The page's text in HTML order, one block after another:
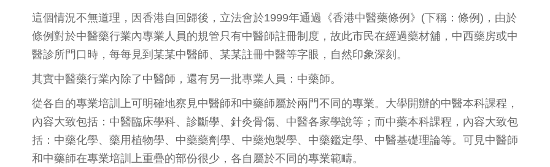
這個情況不無道理，因香港自回歸後，立法會於1999年通過《香港中醫藥條例》(下稱：條例)，由於
條例對於中醫藥行業內專業人員的規管只有中醫師註冊制度，故此市民在經過藥材舖，中西藥房或中
醫診所門口時，每每見到某某中醫師、某某註冊中醫等字眼，自然印象深刻。
其實中醫藥行業內除了中醫師，還有另一批專業人員：中藥師。
從各自的專業培訓上可明確地察見中醫師和中藥師屬於兩門不同的專業。大學開辦的中醫本科課程，
內容大致包括：中醫臨床學科、診斷學、針灸骨傷、中醫各家學說等；而中藥本科課程，內容大致包
括：中藥化學、藥用植物學、中藥藥劑學、中藥炮製學、中藥鑑定學、中醫基礎理論等。可見中醫師
和中藥師在專業培訓上重疊的部份很少，各自屬於不同的專業範疇。